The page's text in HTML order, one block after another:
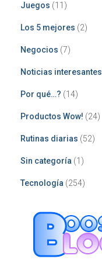
Juegos (11)
Los 5 mejores (2)
Negocios (7)
Noticias interesantes
Por qué…? (14)
Productos Wow! (24)
Rutinas diarias (52)
Sin categoría(1)
Tecnología(254)